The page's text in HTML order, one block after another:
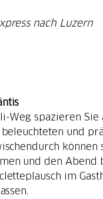
nach Luzern
Weg spazieren Sie
und
können
und den Abend
im